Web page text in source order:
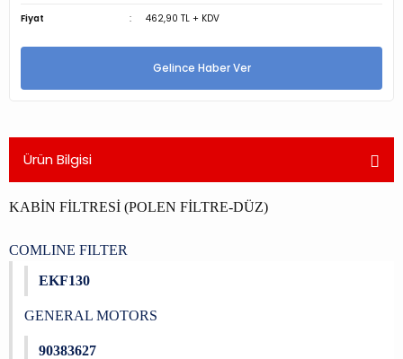
Fiyat 462,90 TL + KDV
Gelince Haber Ver
Ürün Bilgisi
KABİN FİLTRESİ (POLEN FİLTRE-DÜZ)
COMLINE FILTER
EKF130
GENERAL MOTORS
90383627